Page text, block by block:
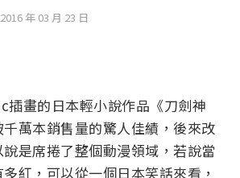
2016 年 03 月 23 日
插畫的日本輕小說作品《刀劍神
萬本銷售量的驚人佳績，後來改
是席捲了整個動漫領域，若說當
紅，可以從一個日本笑話來看，